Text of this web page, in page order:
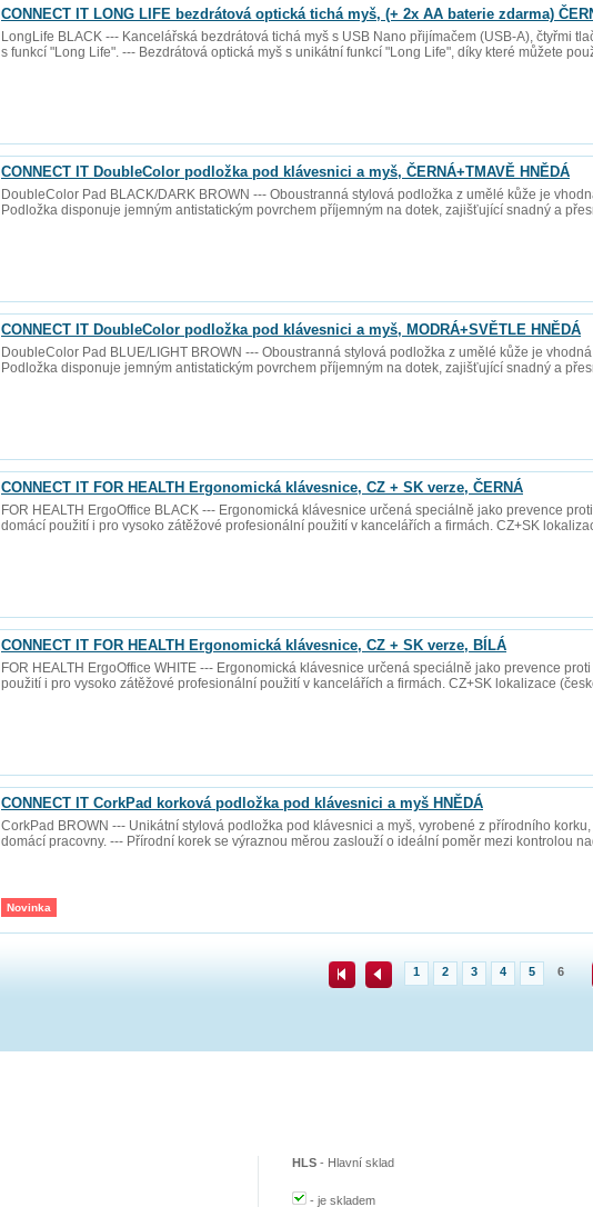
CONNECT IT LONG LIFE bezdrátová optická tichá myš, (+ 2x AA baterie zdarma)
LongLife BLACK --- Kancelářská bezdrátová tichá myš s USB Nano přijímačem (USB-A), čtyřmi
s funkcí "Long Life". --- Bezdrátová optická myš s unikátní funkcí "Long Life", díky které můžete
CONNECT IT DoubleColor podložka pod klávesnici a myš, ČERNÁ+TMAVĚ HNĚDÁ
DoubleColor Pad BLACK/DARK BROWN --- Oboustranná stylová podložka z umělé kůže je
Podložka disponuje jemným antistatickým povrchem příjemným na dotek, zajišťující snadný a
CONNECT IT DoubleColor podložka pod klávesnici a myš, MODRÁ+SVĚTLE HNĚDÁ
DoubleColor Pad BLUE/LIGHT BROWN --- Oboustranná stylová podložka z umělé kůže je
Podložka disponuje jemným antistatickým povrchem příjemným na dotek, zajišťující snadný a
CONNECT IT FOR HEALTH Ergonomická klávesnice, CZ + SK verze, ČERNÁ
FOR HEALTH ErgoOffice BLACK --- Ergonomická klávesnice určená speciálně jako prevence
domácí použití i pro vysoko zátěžové profesionální použití v kancelářích a firmách. CZ+SK
CONNECT IT FOR HEALTH Ergonomická klávesnice, CZ + SK verze, BÍLÁ
FOR HEALTH ErgoOffice WHITE --- Ergonomická klávesnice určená speciálně jako prevence
použití i pro vysoko zátěžové profesionální použití v kancelářích a firmách. CZ+SK lokalizace
CONNECT IT CorkPad korková podložka pod klávesnici a myš HNĚDÁ
CorkPad BROWN --- Unikátní stylová podložka pod klávesnici a myš, vyrobené z přírodního
domácí pracovny. --- Přírodní korek se výraznou měrou zaslouží o ideální poměr mezi kontrolou
Novinka
1 2 3 4 5 6
HLS - Hlavní sklad
-je skladem